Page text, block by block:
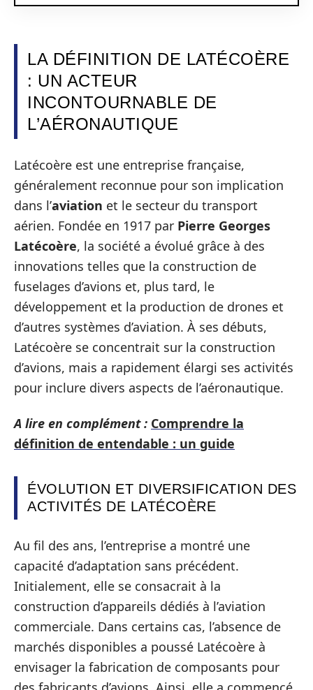
LA DÉFINITION DE LATÉCOÈRE
: UN ACTEUR
INCONTOURNABLE DE
L’AÉRONAUTIQUE
Latécoère est une entreprise française,
généralement reconnue pour son implication
dans l’aviation et le secteur du transport
aérien. Fondée en 1917 par Pierre Georges
Latécoère, la société a évolué grâce à des
innovations telles que la construction de
fuselages d’avions et, plus tard, le
développement et la production de drones et
d’autres systèmes d’aviation. À ses débuts,
Latécoère se concentrait sur la construction
d’avions, mais a rapidement élargi ses activités
pour inclure divers aspects de l’aéronautique.
A lire en complément : Comprendre la
définition de entendable : un guide
ÉVOLUTION ET DIVERSIFICATION DES
ACTIVITÉS DE LATÉCOÈRE
Au fil des ans, l’entreprise a montré une
capacité d’adaptation sans précédent.
Initialement, elle se consacrait à la
construction d’appareils dédiés à l’aviation
commerciale. Dans certains cas, l’absence de
marchés disponibles a poussé Latécoère à
envisager la fabrication de composants pour